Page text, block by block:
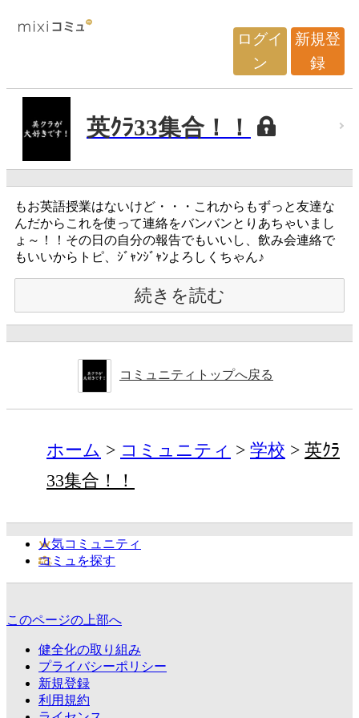
ログイ
ン
新規登
録
英ｸﾗ33集合！！
もお英語授業はないけど・・・これからもずっと友達な
んだからこれを使って連絡をバンバンとりあちゃいまし
ょ～！！その日の自分の報告でもいいし、飲み会連絡で
もいいからトピ、ｼﾞｬﾝｼﾞｬﾝよろしくちゃん♪
続きを読む
コミュニティトップへ戻る
ホーム コミュニティ 学校
英ｸﾗ
33集合！！
人気コミュニティ
コミュを探す
このページの上部へ
健全化の取り組み
プライバシーポリシー
新規登録
利用規約